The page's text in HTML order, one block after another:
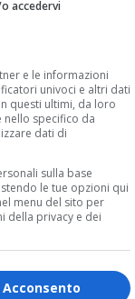
accedervi
e le informazioni
univoci e altri dati
questi ultimi, da loro
nello specifico da
dati di
sulla base
le tue opzioni qui
menu del sito per
della privacy e dei
Acconsento